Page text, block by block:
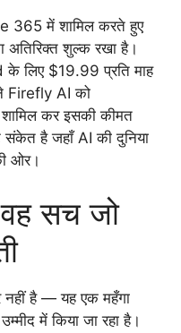
में शामिल करते हुए
अतिरिक्त शुल्क रखा है।
लिए $19.99 प्रति माह
Firefly AI को
कर इसकी कीमत
संकेत है जहाँ AI की दुनिया
ओर।
सच जो
नहीं है — यह एक महँगा
में किया जा रहा है।